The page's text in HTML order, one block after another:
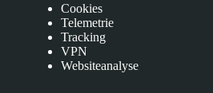
Cookies
Telemetrie
Tracking
VPN
Websiteanalyse